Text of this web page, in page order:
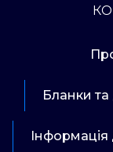
Бланки
Інформація